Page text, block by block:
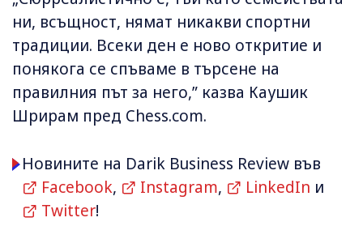
ни, всъщност, нямат никакви спортни
традиции. Всеки ден е ново откритие и
понякога се спъваме в търсене на
правилния път за него,” казва Каушик
Шрирам пред Chess.com.
Новините на Darik Business Review във
Facebook, Instagram, LinkedIn и
Twitter!